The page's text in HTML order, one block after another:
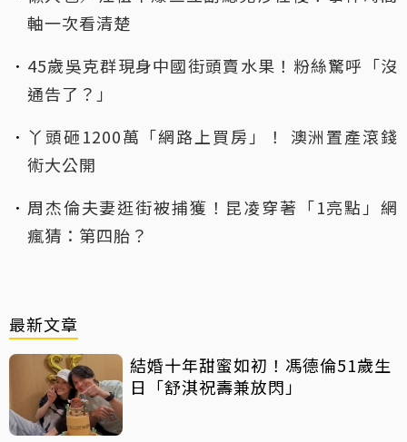
軸一次看清楚
45歲吳克群現身中國街頭賣水果！粉絲驚呼「沒
通告了？」
丫頭砸1200萬「網路上買房」！ 澳洲置產滾錢
術大公開
周杰倫夫妻逛街被捕獲！昆凌穿著「1亮點」網
瘋猜：第四胎？
最新文章
結婚十年甜蜜如初！馮德倫51歲生
日「舒淇祝壽兼放閃」